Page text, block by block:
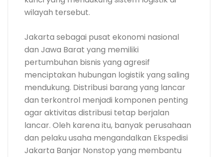
wilayah tersebut.
Jakarta sebagai pusat ekonomi nasional
dan Jawa Barat yang memiliki
pertumbuhan bisnis yang agresif
menciptakan hubungan logistik yang saling
mendukung. Distribusi barang yang lancar
dan terkontrol menjadi komponen penting
agar aktivitas distribusi tetap berjalan
lancar. Oleh karena itu, banyak perusahaan
dan pelaku usaha mengandalkan Ekspedisi
Jakarta Banjar Nonstop yang membantu